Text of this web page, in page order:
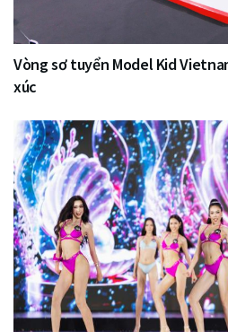
Vòng sơ tuyển Model Kid
xúc